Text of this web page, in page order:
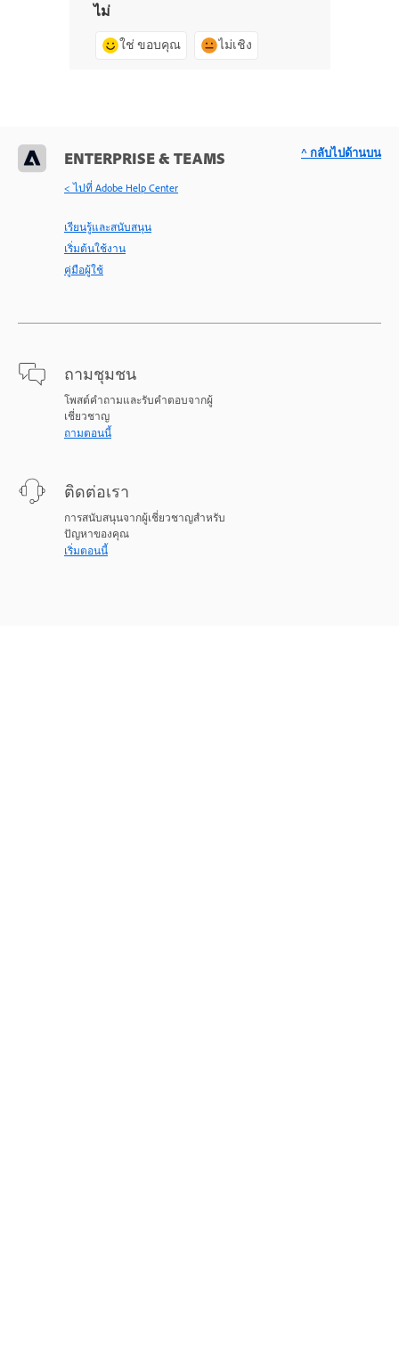
ไม่
ใช่ ขอบคุณ ไม่เชิง
ENTERPRISE & TEAMS
< ไปที่ Adobe Help Center
เรียนรู้และสนับสนุน
เริ่มต้นใช้งาน
คู่มือผู้ใช้
ถามชุมชน
โพสต์คำถามและรับคำตอบจากผู้
เชี่ยวชาญ
ถามตอนนี้
ติดต่อเรา
การสนับสนุนจากผู้เชี่ยวชาญสำหรับ
ปัญหาของคุณ
เริ่มตอนนี้
^ กลับไปด้านบน